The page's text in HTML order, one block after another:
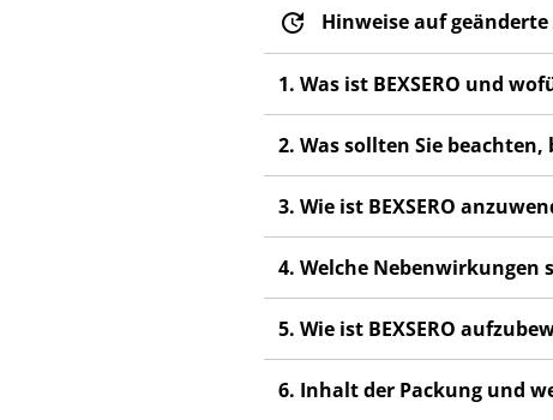
Hinweise auf
1. Was ist BEXSERO und
2. Was sollten Sie beachten,
3. Wie ist BEXSERO
4. Welche Nebenwirkungen
5. Wie ist BEXSERO
6. Inhalt der Packung und